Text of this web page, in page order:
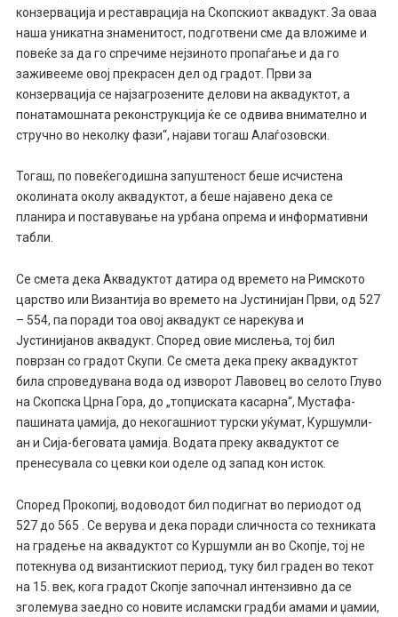
конзервација и реставрација на Скопскиот аквадукт. За оваа
наша уникатна знаменитост, подготвени сме да вложиме и
повеќе за да го спречиме нејзиното пропаѓање и да го
заживееме овој прекрасен дел од градот. Први за
конзервација се најзагрозените делови на аквадуктот, а
понатамошната реконструкција ќе се одвива внимателно и
стручно во неколку фази“, најави тогаш Алаѓозовски.
Тогаш, по повеќегодишна запуштеност беше исчистена
околината околу аквадуктот, а беше најавено дека се
планира и поставување на урбана опрема и информативни
табли.
Се смета дека Аквадуктот датира од времето на Римското
царство или Византија во времето на Јустинијан Први, од 527
– 554, па поради тоа овој аквадукт се нарекува и
Јустинијанов аквадукт. Според овие мислења, тој бил
поврзан со градот Скупи. Се смета дека преку аквадуктот
била спроведувана вода од изворот Лавовец во селото Глуво
на Скопска Црна Гора, до „топџиската касарна“, Мустафа-
пашината џамија, до некогашниот турски уќумат, Куршумли-
ан и Сија-беговата џамија. Водата преку аквадуктот се
пренесувала со цевки кои оделе од запад кон исток.
Според Прокопиј, водоводот бил подигнат во периодот од
527 до 565 . Се верува и дека поради сличноста со техниката
на градење на аквадуктот со Куршумли ан во Скопје, тој не
потекнува од византискиот период, туку бил граден во текот
на 15. век, кога градот Скопје започнал интензивно да се
зголемува заедно со новите исламски градби амами и џамии,